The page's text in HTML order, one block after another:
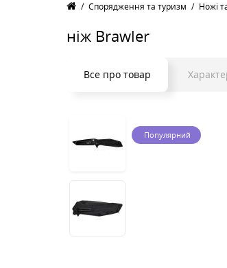
Спорядження та туризм Ножі
ніж Brawler
Все про товар
Популярний